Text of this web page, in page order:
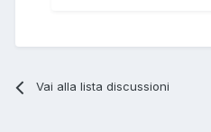
Vai alla lista discussioni